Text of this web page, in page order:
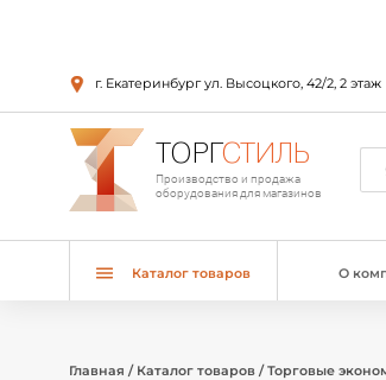
г. Екатеринбург ул. Высоцкого, 42/2, 2 этаж
ТОРГСТИЛЬ
Производство и продажа
оборудования для магазинов
Каталог товаров О
Главная / Каталог товаров /Торговые